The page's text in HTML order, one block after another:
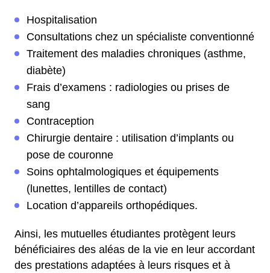
Hospitalisation
Consultations chez un spécialiste conventionné
Traitement des maladies chroniques (asthme,
diabète)
Frais d’examens : radiologies ou prises de
sang
Contraception
Chirurgie dentaire : utilisation d’implants ou
pose de couronne
Soins ophtalmologiques et équipements
(lunettes, lentilles de contact)
Location d’appareils orthopédiques.
Ainsi, les mutuelles étudiantes protègent leurs
bénéficiaires des aléas de la vie en leur accordant
des prestations adaptées à leurs risques et à